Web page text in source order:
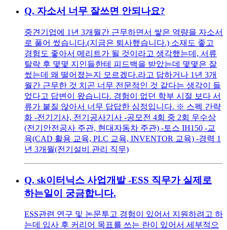
Q. 자소서 너무 잘쓰면 안되나요?
중견기업에 1년 3개월간 근무하면서 쌓은 역량을 자소서
로 풀어 썼습니다.(지금은 퇴사했습니다.) 소재도 좋고
경험도 좋아서 메리트가 될 것이라고 생각했는데, 서류
탈락 후 몇몇 지인들한테 피드백을 받았는데 몇몇은 잘
썼는데 왜 떨어졌는지 모르겠다.라고 답하거나 1년 3개
월간 근무한 것 치곤 너무 전문적인 것 같다는 생각이 들
었다고 답변이 왔습니다. 경험이 없던 학부 시절 보다 서
류가 붙질 않아서 너무 답답한 심정입니다. ※ 스펙 간략
화 -전기기사, 전기공사기사 -공모전 4회 중 2회 우수상
(전기안전공사 주관, 현대자동차 주관) -토스 IH150 -교
육(CAD 활용 교육, PLC 교육, INVENTOR 교육) -경력 1
년 3개월(전기설비 관리 직무)
Q. sk이터닉스 사업개발 -ESS 직무가 실제로
하는일이 궁금합니다.
ESS관련 연구 및 논문투고 경험이 있어서 지원하려고 하
는데 입사 후 커리어 목표를 쓰는 란이 있어서 세부적으